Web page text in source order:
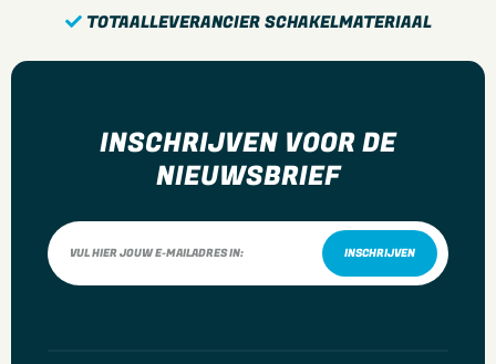
GewichtTOTAALLEVERANCIER SCHAKELMATERIAAL
INSCHRIJVEN VOOR DE
NIEUWSBRIEF
INSCHRIJVEN